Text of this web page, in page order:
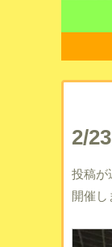
2/
投稿が
開催し